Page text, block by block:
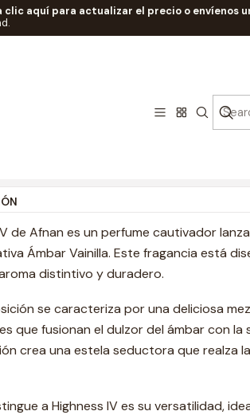
clic aquí para actualizar el precio o envíenos
Dama 100 ML EDP RF: 10433
Highness IV De
de Afnan es un perfume cautivador
Ámbar Vainilla. Este fragancia está
distintivo y duradero.
se caracteriza por una deliciosa
que fusionan el dulzor del ámbar con la
crea una estela seductora que realza
a Highness IV es su versatilidad,